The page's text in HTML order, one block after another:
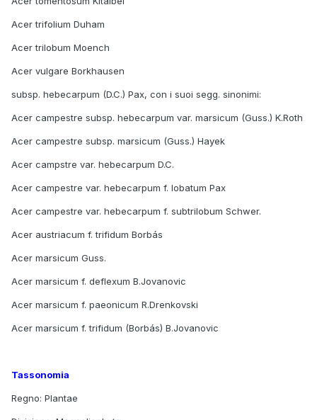
Acer trifolium Duham
Acer trilobum Moench
Acer vulgare Borkhausen
subsp. hebecarpum (D.C.) Pax, con i suoi segg. sinonimi:
Acer campestre subsp. hebecarpum var. marsicum (Guss.) K.Roth
Acer campestre subsp. marsicum (Guss.) Hayek
Acer campstre var. hebecarpum D.C.
Acer campestre var. hebecarpum f. lobatum Pax
Acer campestre var. hebecarpum f. subtrilobum Schwer.
Acer austriacum f. trifidum Borbás
Acer marsicum Guss.
Acer marsicum f. deflexum B.Jovanovic
Acer marsicum f. paeonicum R.Drenkovski
Acer marsicum f. trifidum (Borbás) B.Jovanovic
Tassonomia
Regno: Plantae